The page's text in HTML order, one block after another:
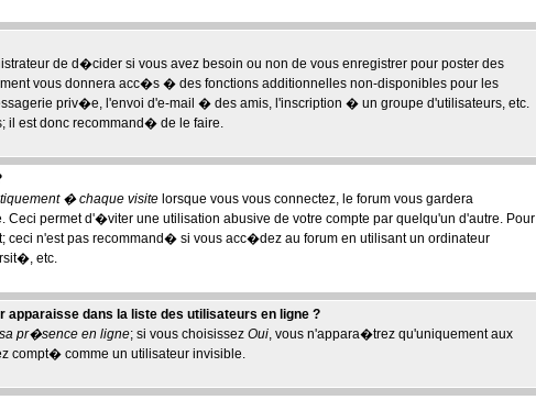
de d�cider si vous avez besoin ou non de vous enregistrer pour poster des
vous donnera acc�s � des fonctions additionnelles non-disponibles pour les
priv�e, l'envoi d'e-mail � des amis, l'inscription � un groupe d'utilisateurs, etc.
il est donc recommand� de le faire.
� chaque visite lorsque vous vous connectez, le forum vous gardera
permet d'�viter une utilisation abusive de votre compte par quelqu'un d'autre. Pour
ceci n'est pas recommand� si vous acc�dez au forum en utilisant un ordinateur
etc.
dans la liste des utilisateurs en ligne ?
pr�sence en ligne; si vous choisissez Oui, vous n'appara�trez qu'uniquement aux
compt� comme un utilisateur invisible.